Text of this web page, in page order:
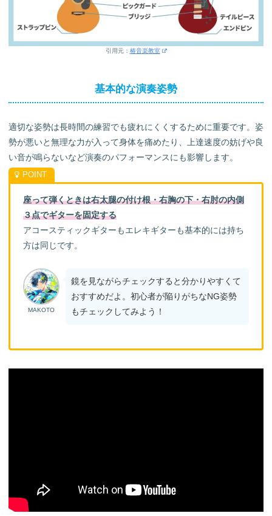
引用元： 椿音楽教室
基本的な演奏姿勢
適切な姿勢は長時間の練習でも疲れにくくするために重要です。姿
勢が悪いと無理な力が入って身体を痛めたり、上達速度の妨げや良
い音が鳴らないなど演奏のパフォーマンスにも影響します。
座って弾くときは右太腿の付け根・右胸の下・右肘の内側
３点でギターを固定する
アコースティックギターもエレキギターも基本的には持ち
方は同じです。
MAKOTO
鏡を見ながらチェックすると分かりやすくて
おすすめだよ。初心者が陥りがちなNG姿勢
もチェックしてみよう！